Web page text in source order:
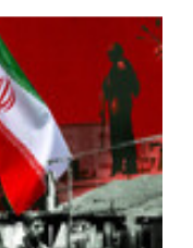
اروپا، سبک
و مقاوم |
پرداخت
قسطی